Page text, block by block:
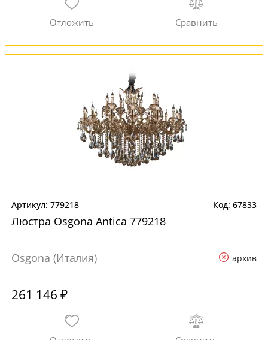
779218 67833
Люстра Osgona Antica 779218
Osgona (Италия) архив
261 146 ₽